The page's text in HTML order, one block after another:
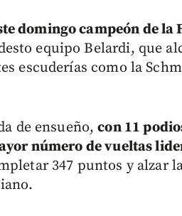
domingo campeón de
equipo Belardi, que
escuderías como la
de ensueño,con 11
número de vueltas
347 puntos y alzar